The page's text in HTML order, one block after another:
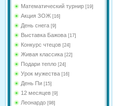
Математический турнир [19]
Акция ЗОЖ [16]
День снега [9]
Выставка Бажова [17]
Конкурс чтецов [24]
Живая классика [22]
Подари тепло [24]
Урок мужества [16]
День Пи [15]
12 месяцев [9]
Леонардо [98]